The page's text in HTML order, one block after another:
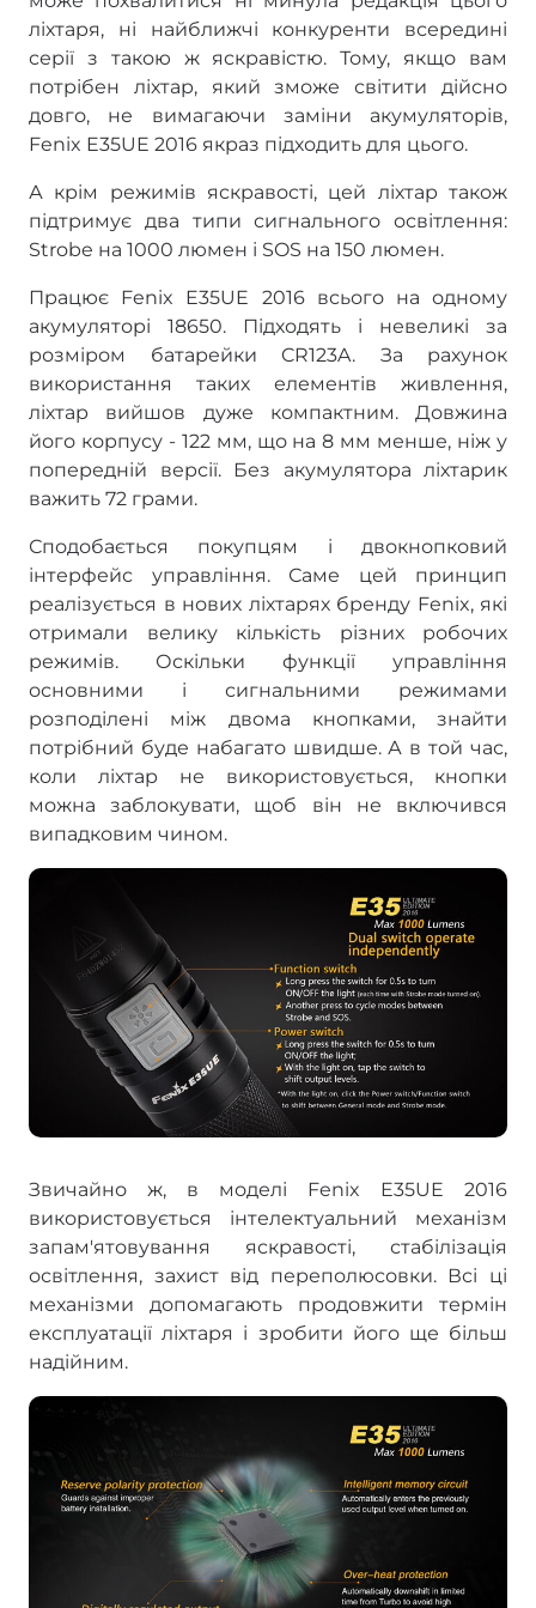
ліхтаря, ні найближчі конкуренти всередині
серії з такою ж яскравістю. Тому, якщо вам
потрібен ліхтар, який зможе світити дійсно
довго, не вимагаючи заміни акумуляторів,
Fenix E35UE 2016 якраз підходить для цього.
А крім режимів яскравості, цей ліхтар також
підтримує два типи сигнального освітлення:
Strobe на 1000 люмен і SOS на 150 люмен.
Працює Fenix E35UE 2016 всього на одному
акумуляторі 18650. Підходять і невеликі за
розміром батарейки CR123A. За рахунок
використання таких елементів живлення,
ліхтар вийшов дуже компактним. Довжина
його корпусу - 122 мм, що на 8 мм менше, ніж у
попередній версії. Без акумулятора ліхтарик
важить 72 грами.
Сподобається покупцям і двокнопковий
інтерфейс управління. Саме цей принцип
реалізується в нових ліхтарях бренду Fenix, які
отримали велику кількість різних робочих
режимів. Оскільки функції управління
основними і сигнальними режимами
розподілені між двома кнопками, знайти
потрібний буде набагато швидше. А в той час,
коли ліхтар не використовується, кнопки
можна заблокувати, щоб він не включився
випадковим чином.
Звичайно ж, в моделі Fenix E35UE 2016
використовується інтелектуальний механізм
запам'ятовування яскравості, стабілізація
освітлення, захист від переполюсовки. Всі ці
механізми допомагають продовжити термін
експлуатації ліхтаря і зробити його ще більш
надійним.